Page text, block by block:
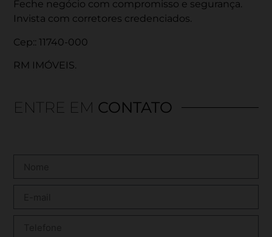
Feche negócio com compromisso e segurança.
Invista com corretores credenciados.
Cep:: 11740-000
RM IMÓVEIS.
ENTRE EM CONTATO